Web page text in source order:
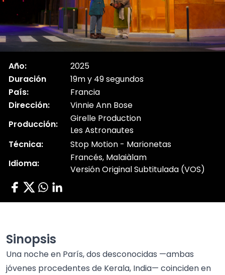
Año:
2025
Duración
19m y 49 segundos
País:
Francia
Dirección:
Vinnie Ann Bose
Producción:
Girelle Production
Les Astronautes
Técnica:
Stop Motion - Marionetas
Idioma:
Francés, Malaiàlam
Versión Original Subtitulada (VOS)
Sinopsis
Una noche en París, dos desconocidas —ambas
jóvenes procedentes de Kerala, India— coinciden en